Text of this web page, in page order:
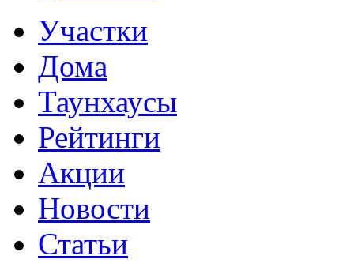
Участки
Дома
Таунхаусы
Рейтинги
Акции
Новости
Статьи